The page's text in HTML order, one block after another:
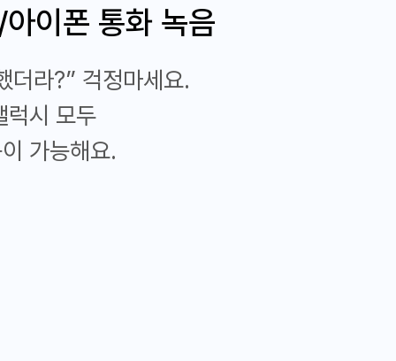
이폰 통화 녹음
더라?” 걱정마세요.
럭시 모두
가능해요.